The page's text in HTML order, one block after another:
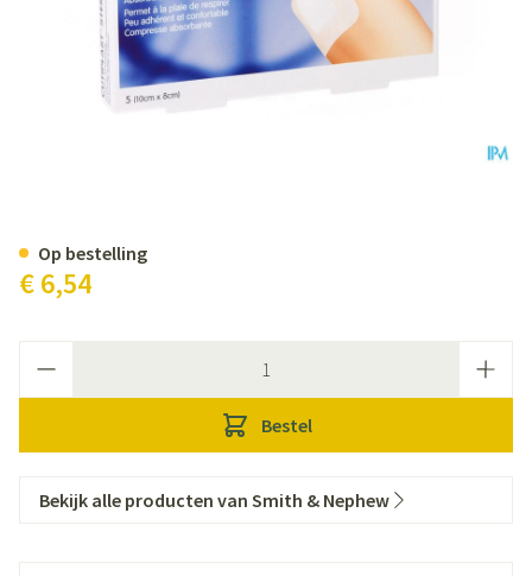
€ 6,54
Bestel
Op bestelling
Bekijk alle producten van Smith & Nephew